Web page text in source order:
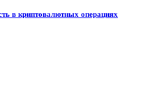
в криптовалютных операциях